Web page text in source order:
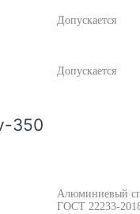
Допускается
Допускается
350
Алюминиевый
ГОСТ 22233-